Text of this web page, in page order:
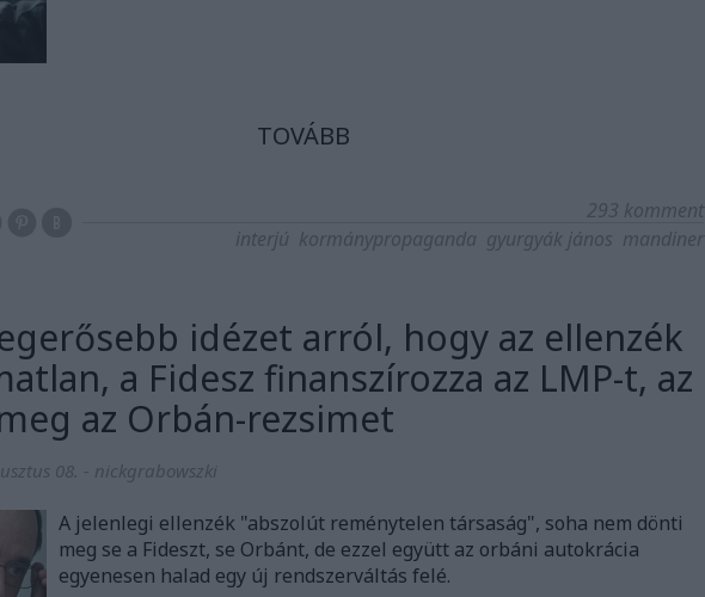
TOVÁBB
293 komment
interjú kormánypropaganda gyurgyák jános mandiner
idézet arról, hogy az ellenzék
a Fidesz finanszírozza az LMP-t, az
az Orbán-rezsimet
08. - nickgrabowszki
A jelenlegi ellenzék "abszolút reménytelen társaság", soha nem dönti
meg se a Fideszt, se Orbánt, de ezzel együtt az orbáni autokrácia
egyenesen halad egy új rendszerváltás felé.